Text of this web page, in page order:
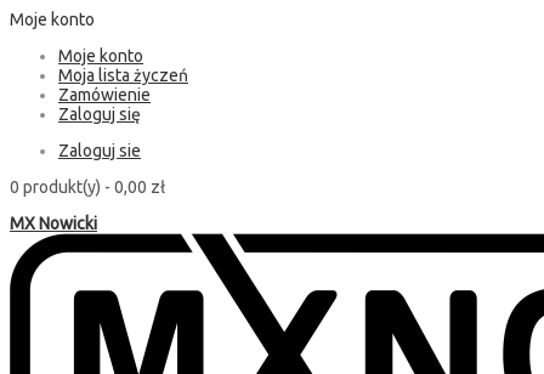
Moje konto
Moje konto
Moja lista życzeń
Zamówienie
Zaloguj się
Zaloguj sie
0 produkt(y) - 0,00 zł
MX Nowicki